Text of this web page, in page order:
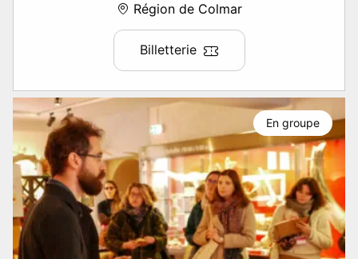
Région de Colmar
Billetterie
En groupe